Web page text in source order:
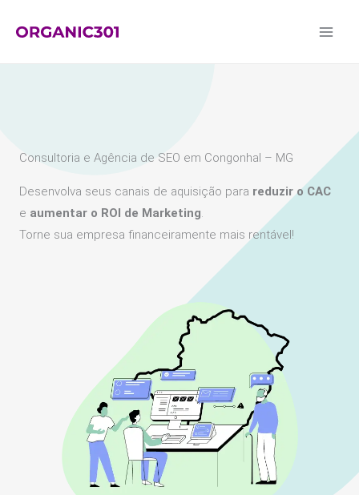
para
Consultoria e Agência de SEO em Congonhal – MG
Desenvolva seus canais de aquisição para reduzir o CAC
e aumentar o ROI de Marketing.
Torne sua empresa financeiramente mais rentável!